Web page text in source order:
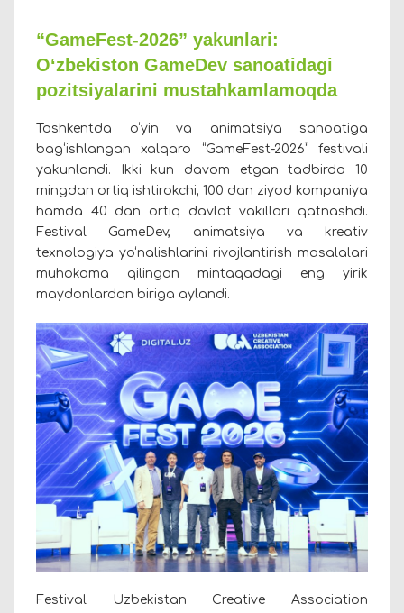
“GameFest-2026” yakunlari:
O‘zbekiston GameDev sanoatidagi
pozitsiyalarini mustahkamlamoqda
Toshkentda o‘yin va animatsiya sanoatiga
bag‘ishlangan xalqaro “GameFest-2026” festivali
yakunlandi. Ikki kun davom etgan tadbirda 10
mingdan ortiq ishtirokchi, 100 dan ziyod kompaniya
hamda 40 dan ortiq davlat vakillari qatnashdi.
Festival GameDev, animatsiya va kreativ
texnologiya yo‘nalishlarini rivojlantirish masalalari
muhokama qilingan mintaqadagi eng yirik
maydonlardan biriga aylandi.
Festival Uzbekistan Creative Association